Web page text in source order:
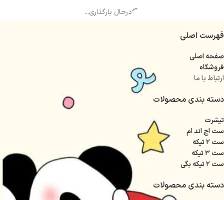
درحال بارگذاری...
فهرست اصلی
صفحه اصلی
فروشگاه
ارتباط با ما
دسته بندی محصولات
تیشرت
ست اچ اند ام
ست ۲ تیکه
ست ۳ تیکه
ست ۲ تیکه بگی
دسته بندی محصولات